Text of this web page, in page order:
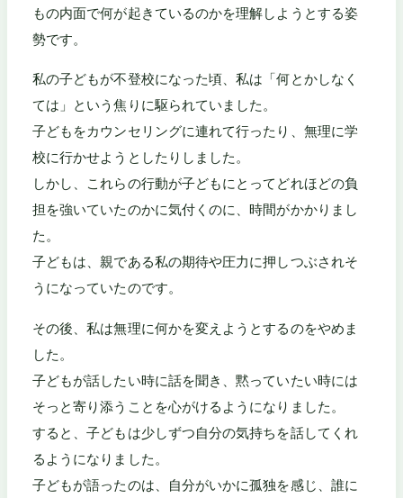
もの内面で何が起きているのかを理解しようとする姿
勢です。
私の子どもが不登校になった頃、私は「何とかしなく
ては」という焦りに駆られていました。
子どもをカウンセリングに連れて行ったり、無理に学
校に行かせようとしたりしました。
しかし、これらの行動が子どもにとってどれほどの負
担を強いていたのかに気付くのに、時間がかかりまし
た。
子どもは、親である私の期待や圧力に押しつぶされそ
うになっていたのです。
その後、私は無理に何かを変えようとするのをやめま
した。
子どもが話したい時に話を聞き、黙っていたい時には
そっと寄り添うことを心がけるようになりました。
すると、子どもは少しずつ自分の気持ちを話してくれ
るようになりました。
子どもが語ったのは、自分がいかに孤独を感じ、誰に